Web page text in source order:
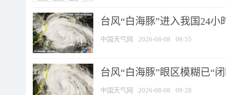
台风“白海豚”进入我国24
中国天气网 2026-08-08 09:55
台风“白海豚”眼区模糊已“
中国天气网 2026-08-08 09:28